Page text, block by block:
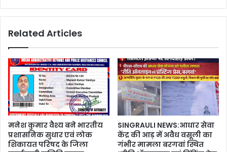
Related Articles
मनेश कुमार वैश्य बने भारतीय
प्रशासनिक सुधार एवं लोक
शिकायत परिषद के जिला
SINGRAULI NEWS:आधार सेवा
केंद्र की आड़ में अवैध वसूली का
गंभीर मामला बरगवां स्थित